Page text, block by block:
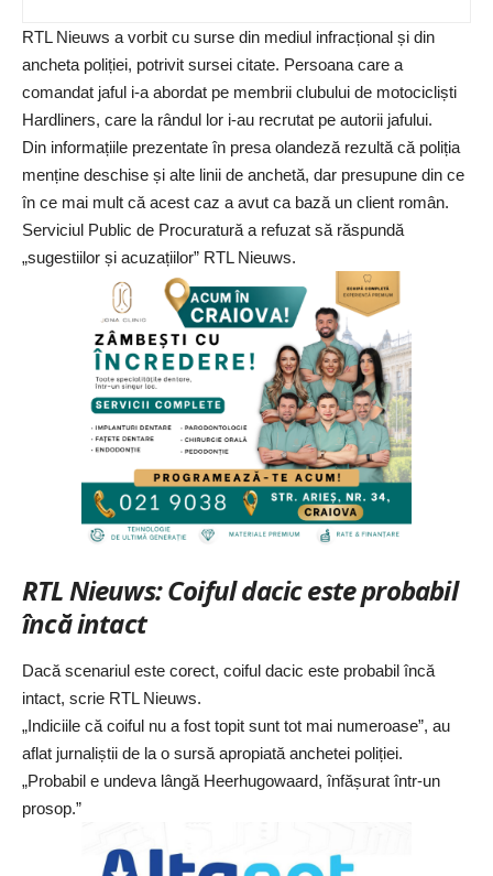
RTL Nieuws a vorbit cu surse din mediul infracțional și din
ancheta poliției, potrivit sursei citate. Persoana care a
comandat jaful i-a abordat pe membrii clubului de motocicliști
Hardliners, care la rândul lor i-au recrutat pe autorii jafului.
Din informațiile prezentate în presa olandeză rezultă că poliția
menține deschise și alte linii de anchetă, dar presupune din ce
în ce mai mult că acest caz a avut ca bază un client român.
Serviciul Public de Procuratură a refuzat să răspundă
„sugestiilor și acuzațiilor” RTL Nieuws.
RTL Nieuws: Coiful dacic este probabil
încă intact
Dacă scenariul este corect, coiful dacic este probabil încă
intact, scrie RTL Nieuws.
„Indiciile că coiful nu a fost topit sunt tot mai numeroase”, au
aflat jurnaliștii de la o sursă apropiată anchetei poliției.
„Probabil e undeva lângă Heerhugowaard, înfășurat într-un
prosop.”